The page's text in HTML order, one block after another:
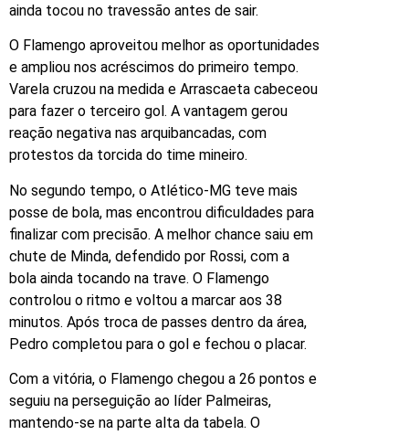
ainda tocou no travessão antes de sair.
O Flamengo aproveitou melhor as oportunidades
e ampliou nos acréscimos do primeiro tempo.
Varela cruzou na medida e Arrascaeta cabeceou
para fazer o terceiro gol. A vantagem gerou
reação negativa nas arquibancadas, com
protestos da torcida do time mineiro.
No segundo tempo, o Atlético-MG teve mais
posse de bola, mas encontrou dificuldades para
finalizar com precisão. A melhor chance saiu em
chute de Minda, defendido por Rossi, com a
bola ainda tocando na trave. O Flamengo
controlou o ritmo e voltou a marcar aos 38
minutos. Após troca de passes dentro da área,
Pedro completou para o gol e fechou o placar.
Com a vitória, o Flamengo chegou a 26 pontos e
seguiu na perseguição ao líder Palmeiras,
mantendo-se na parte alta da tabela. O